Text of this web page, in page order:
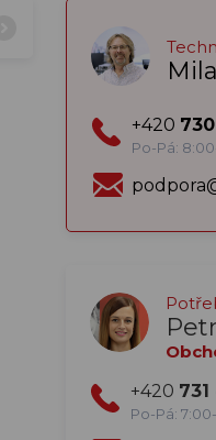
+420
Po-Pá:
+420 731
Po-Pá: